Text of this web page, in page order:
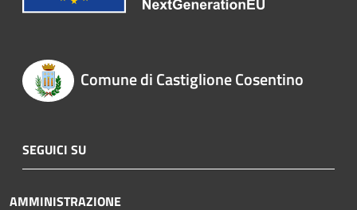
Comune di Castiglione Cosentino
SEGUICI SU
AMMINISTRAZIONE